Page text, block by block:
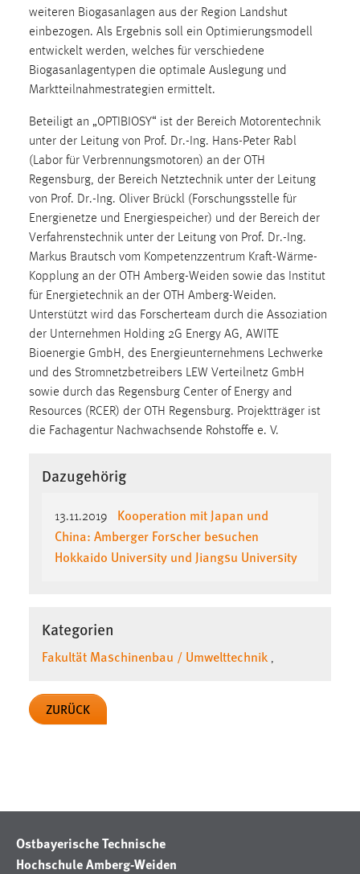
weiteren Biogasanlagen aus der Region Landshut
einbezogen. Als Ergebnis soll ein Optimierungsmodell
entwickelt werden, welches für verschiedene
Biogasanlagentypen die optimale Auslegung und
Marktteilnahmestrategien ermittelt.
Beteiligt an „OPTIBIOSY“ ist der Bereich Motorentechnik
unter der Leitung von Prof. Dr.-Ing. Hans-Peter Rabl
(Labor für Verbrennungsmotoren) an der OTH
Regensburg, der Bereich Netztechnik unter der Leitung
von Prof. Dr.-Ing. Oliver Brückl (Forschungsstelle für
Energienetze und Energiespeicher) und der Bereich der
Verfahrenstechnik unter der Leitung von Prof. Dr.-Ing.
Markus Brautsch vom Kompetenzzentrum Kraft-Wärme-
Kopplung an der OTH Amberg-Weiden sowie das Institut
für Energietechnik an der OTH Amberg-Weiden.
Unterstützt wird das Forscherteam durch die Assoziation
der Unternehmen Holding 2G Energy AG, AWITE
Bioenergie GmbH, des Energieunternehmens Lechwerke
und des Stromnetzbetreibers LEW Verteilnetz GmbH
sowie durch das Regensburg Center of Energy and
Resources (RCER) der OTH Regensburg. Projektträger ist
die Fachagentur Nachwachsende Rohstoffe e. V.
Dazugehörig
13.11.2019
Kooperation mit Japan und
China: Amberger Forscher besuchen
Hokkaido University und Jiangsu University
Kategorien
Fakultät Maschinenbau / Umwelttechnik ,
ZURÜCK
Ostbayerische Technische
Hochschule Amberg-Weiden
Cookie Laufzeit:
Max. 13 Monate
MARKETING
Marketing Cookies werden von Drittanbietern
verwendet, um personalisierte Werbung anzuzeigen.
Sie tun dies, indem sie Besucher über Websites
hinweg verfolgen.
Google Ads
Name:
_gcl_au
Anbieter:
Google Ireland Limited
Zweck:
Conversion-Tracking
Cookie Laufzeit:
3 Monate
Facebook Pixel
_fbp
Anbieter:
3 Monate
EXTERNE MEDIEN